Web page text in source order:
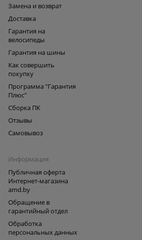
Замена и возврат
Доставка
Гарантия на
велосипеды
Гарантия на шины
Как совершить
покупку
Программа "Гарантия
Плюс"
Сборка ПК
Отзывы
Самовывоз
Информация
Публичная оферта
Интернет-магазина
amd.by
Обращение в
гарантийный отдел
Обработка
персональных данных